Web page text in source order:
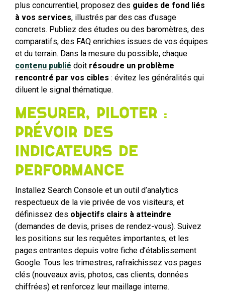
plus concurrentiel, proposez des guides de fond liés
à vos services, illustrés par des cas d’usage
concrets. Publiez des études ou des baromètres, des
comparatifs, des FAQ enrichies issues de vos équipes
et du terrain. Dans la mesure du possible, chaque
contenu publié doit résoudre un problème
rencontré par vos cibles : évitez les généralités qui
diluent le signal thématique.
Mesurer, piloter :
prévoir des
indicateurs de
performance
Installez Search Console et un outil d’analytics
respectueux de la vie privée de vos visiteurs, et
définissez des objectifs clairs à atteindre
(demandes de devis, prises de rendez-vous). Suivez
les positions sur les requêtes importantes, et les
pages entrantes depuis votre fiche d’établissement
Google. Tous les trimestres, rafraîchissez vos pages
clés (nouveaux avis, photos, cas clients, données
chiffrées) et renforcez leur maillage interne.